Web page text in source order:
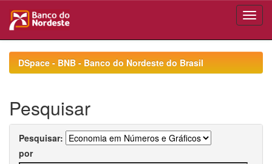
navigationDSpace - BNB - Banco do Nordeste do Brasil
Pesquisar
Pesquisar:
por